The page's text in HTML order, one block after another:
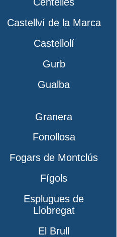
Centelles
Castellví de la Marca
Castellolí
Gurb
Gualba
Granera
Fonollosa
Fogars de Montclús
Fígols
Esplugues de
Llobregat
El Brull